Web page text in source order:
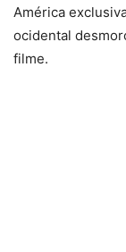
América
ocidental
filme.